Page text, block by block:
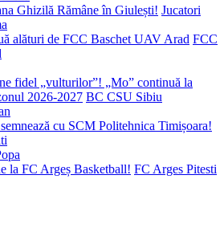
Ghizilă Rămâne în Giulești! Jucatori
alături de FCC Baschet UAV Arad FCC
fidel „vulturilor”! „Mo” continuă la
2026-2027 BC CSU Sibiu
cu SCM Politehnica Timișoara!
la FC Argeș Basketball! FC Arges Pitesti